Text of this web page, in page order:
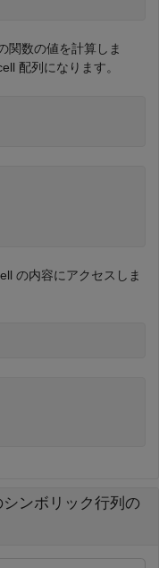
関数の値を計算しま
配列になります。
の内容にアクセスしま
ンボリック行列の